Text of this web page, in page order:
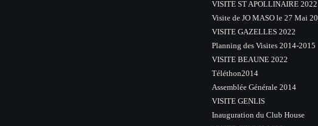
VISITE ST APOLLINAIRE 2022
Visite de JO MASO le 27 Mai 20
VISITE GAZELLES 2022
Planning des Visites 2014-2015
VISITE BEAUNE 2022
Téléthon2014
Assemblée Générale 2014
VISITE GENLIS
Inauguration du Club House